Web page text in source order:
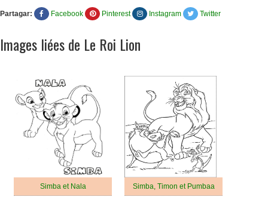
Partagar: Facebook Pinterest Instagram Twitter
Images liées de Le Roi Lion
Simba et Nala Simba, Timon et Pumbaa